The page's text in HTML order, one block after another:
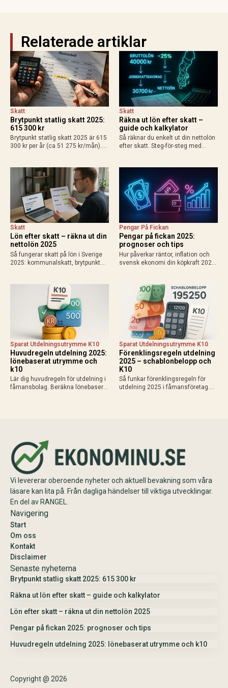
Relaterade artiklar
Brytpunkt statlig skatt 2025:
615 300 kr
Skatt
Brytpunkt statlig skatt 2025 är 615
300 kr per år (ca 51 275 kr/mån).
löntagare och pensionärer. Så
påverkas din plånbok!
Räkna ut lön efter skatt –
guide och kalkylator
Skatt
Så räknar du enkelt ut din nettolön
efter skatt. Steg-för-steg med
resultat 2025.
Lön efter skatt – räkna ut din
nettolön 2025
Skatt
Så fungerar skatt på lön i Sverige
2025: kommunalskatt, brytpunkt
Exempel, kalkylatorer och tips för
att räkna ut vad du får…
Pengar på fickan 2025:
prognoser och tips
Pengar På Fickan
Hur påverkar räntor, inflation och
svensk ekonomi din köpkraft 2025?
praktiska tips för att maximera
disponibel inkomst.
Huvudregeln utdelning 2025:
lönebaserat utrymme och
k10
Sparat Utdelningsutrymme K10
Lär dig huvudregeln för utdelning i
fåmansbolag. Beräkna lönebaserat
Förenklingsregeln utdelning
2025 – schablonbelopp och
K10
Sparat Utdelningsutrymme K10
Så funkar förenklingsregeln för
utdelning 2025 i fåmansföretag.
Vi levererar oberoende nyheter och aktuell bevakning som våra
läsare kan lita på. Från dagliga händelser till viktiga utvecklingar.
En del av RANGEL.
Navigering
Start
Om oss
Kontakt
Disclaimer
Senaste nyheterna
Brytpunkt statlig skatt 2025: 615 300 kr
Räkna ut lön efter skatt – guide och kalkylator
Lön efter skatt – räkna ut din nettolön 2025
Pengar på fickan 2025: prognoser och tips
Huvudregeln utdelning 2025: lönebaserat utrymme och k10
Copyright @ 2026